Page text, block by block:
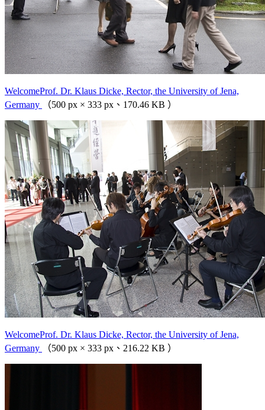
WelcomeProf. Dr. Klaus Dicke, Rector, the University of Jena,
Germany
（500 px × 333 px、170.46 KB ）
WelcomeProf. Dr. Klaus Dicke, Rector, the University of Jena,
Germany
（500 px × 333 px、216.22 KB ）